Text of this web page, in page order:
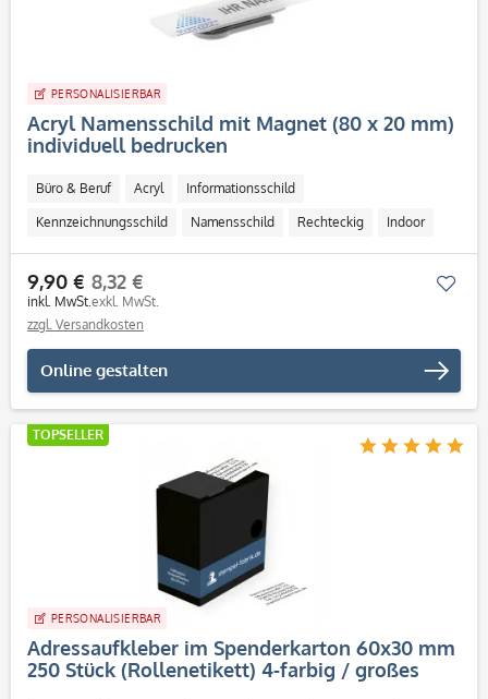
PERSONALISIERBAR
Acryl Namensschild mit Magnet (80 x 20 mm)
individuell bedrucken
Büro & Beruf Acryl Informationsschild
Kennzeichnungsschild Namensschild Rechteckig Indoor
Outdoor mit Magnet
9,90 €
inkl. MwSt.
8,32 €
exkl. MwSt.
zzgl. Versandkosten
Online gestalten
TOPSELLER
PERSONALISIERBAR
Adressaufkleber im Spenderkarton 60x30 mm
250 Stück (Rollenetikett) 4-farbig / großes